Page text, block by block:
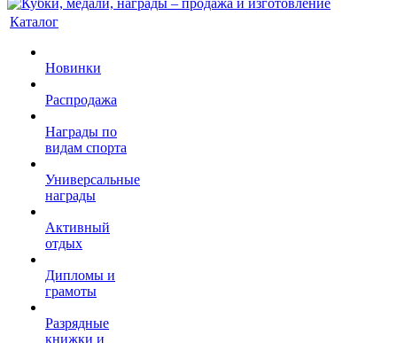
Каталог
Новинки
Распродажа
Награды по
видам спорта
Универсальные
награды
Активный
отдых
Дипломы и
грамоты
Разрядные
книжки и